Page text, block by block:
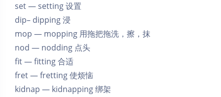
set — setting 设置
dip– dipping 浸
mop — mopping 用拖把拖洗，擦，抹
nod — nodding 点头
fit — fitting 合适
fret — fretting 使烦恼
kidnap — kidnapping 绑架